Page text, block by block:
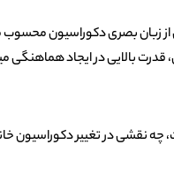
زبان بصری دکوراسیون
بالایی در ایجاد هماهنگی
نقشی در تغییر دکوراسیون